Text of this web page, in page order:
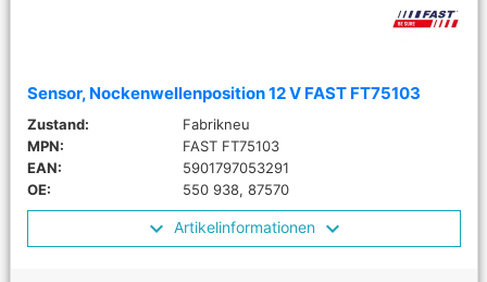
Sensor, Nockenwellenposition 12 V FAST FT75103
Zustand:
Fabrikneu
MPN:
FAST FT75103
EAN:
5901797053291
OE:
550 938, 87570
Artikelinformationen